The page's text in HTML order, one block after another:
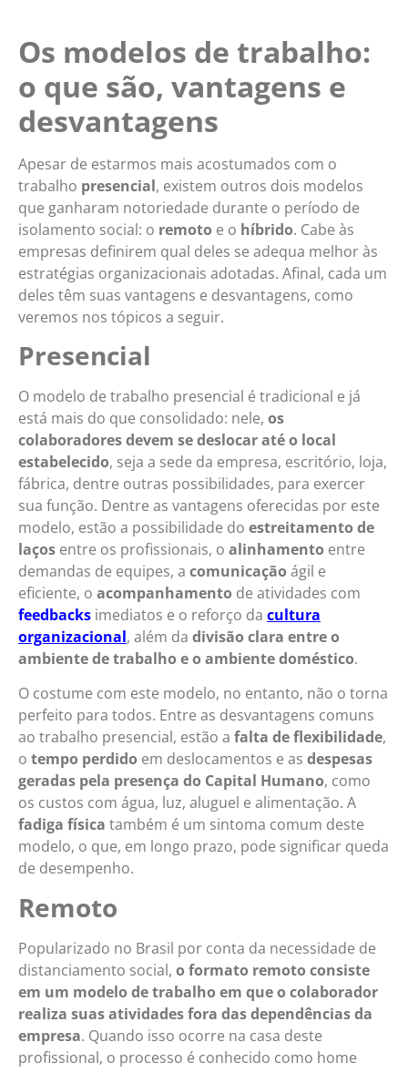
Os modelos de trabalho:
o que são, vantagens e
desvantagens
Apesar de estarmos mais acostumados com o
trabalho presencial, existem outros dois modelos
que ganharam notoriedade durante o período de
isolamento social: o remoto e o híbrido. Cabe às
empresas definirem qual deles se adequa melhor às
estratégias organizacionais adotadas. Afinal, cada um
deles têm suas vantagens e desvantagens, como
veremos nos tópicos a seguir.
Presencial
O modelo de trabalho presencial é tradicional e já
está mais do que consolidado: nele, os
colaboradores devem se deslocar até o local
estabelecido, seja a sede da empresa, escritório, loja,
fábrica, dentre outras possibilidades, para exercer
sua função. Dentre as vantagens oferecidas por este
modelo, estão a possibilidade do estreitamento de
laços entre os profissionais, o alinhamento entre
demandas de equipes, a comunicação ágil e
eficiente, o acompanhamento de atividades com
feedbacks imediatos e o reforço da cultura
organizacional, além da divisão clara entre o
ambiente de trabalho e o ambiente doméstico.
O costume com este modelo, no entanto, não o torna
perfeito para todos. Entre as desvantagens comuns
ao trabalho presencial, estão a falta de flexibilidade,
o tempo perdido em deslocamentos e as despesas
geradas pela presença do Capital Humano, como
os custos com água, luz, aluguel e alimentação. A
fadiga física também é um sintoma comum deste
modelo, o que, em longo prazo, pode significar queda
de desempenho.
Remoto
Popularizado no Brasil por conta da necessidade de
distanciamento social, o formato remoto consiste
em um modelo de trabalho em que o colaborador
realiza suas atividades fora das dependências da
empresa. Quando isso ocorre na casa deste
profissional, o processo é conhecido como home